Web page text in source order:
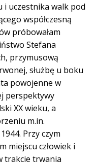
i uczestnika walk pod
współczesną
próbowałam
Stefana
przymusową
służbę u boku
powojenne w
perspektywy
XX wieku, a
m.in.
Przy czym
miejscu człowiek i
trakcie trwania